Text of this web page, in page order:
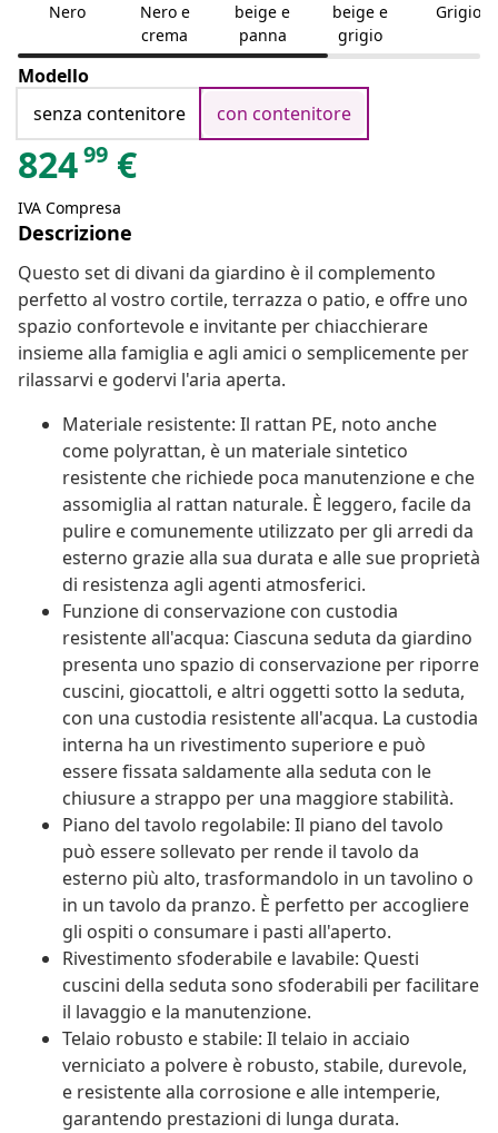
Nero
Nero e
crema
beige e
panna
beige e
grigio
Grigio
Modello
senza contenitore
con contenitore
82499 €
IVA Compresa
Descrizione
Questo set di divani da giardino è il complemento
perfetto al vostro cortile, terrazza o patio, e offre uno
spazio confortevole e invitante per chiacchierare
insieme alla famiglia e agli amici o semplicemente per
rilassarvi e godervi l'aria aperta.
Materiale resistente: Il rattan PE, noto anche
come polyrattan, è un materiale sintetico
resistente che richiede poca manutenzione e che
assomiglia al rattan naturale. È leggero, facile da
pulire e comunemente utilizzato per gli arredi da
esterno grazie alla sua durata e alle sue proprietà
di resistenza agli agenti atmosferici.
Funzione di conservazione con custodia
resistente all'acqua: Ciascuna seduta da giardino
presenta uno spazio di conservazione per riporre
cuscini, giocattoli, e altri oggetti sotto la seduta,
con una custodia resistente all'acqua. La custodia
interna ha un rivestimento superiore e può
essere fissata saldamente alla seduta con le
chiusure a strappo per una maggiore stabilità.
Piano del tavolo regolabile: Il piano del tavolo
può essere sollevato per rende il tavolo da
esterno più alto, trasformandolo in un tavolino o
in un tavolo da pranzo. È perfetto per accogliere
gli ospiti o consumare i pasti all'aperto.
Rivestimento sfoderabile e lavabile: Questi
cuscini della seduta sono sfoderabili per facilitare
il lavaggio e la manutenzione.
Telaio robusto e stabile: Il telaio in acciaio
verniciato a polvere è robusto, stabile, durevole,
e resistente alla corrosione e alle intemperie,
garantendo prestazioni di lunga durata.